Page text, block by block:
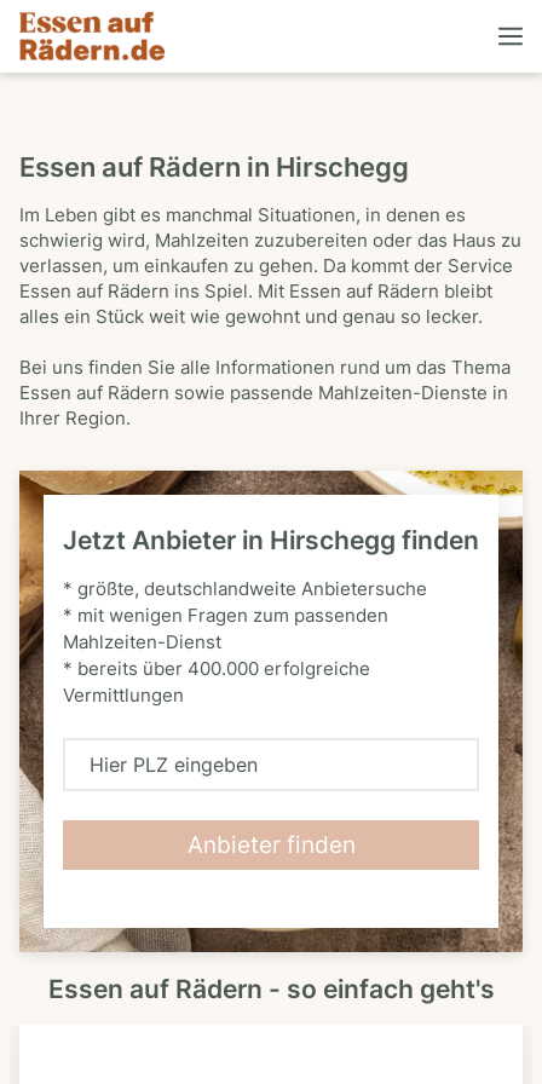
Essen auf Rädern in Hirschegg
Im Leben gibt es manchmal Situationen, in denen es
schwierig wird, Mahlzeiten zuzubereiten oder das Haus zu
verlassen, um einkaufen zu gehen. Da kommt der Service
Essen auf Rädern ins Spiel. Mit Essen auf Rädern bleibt
alles ein Stück weit wie gewohnt und genau so lecker.
Bei uns finden Sie alle Informationen rund um das Thema
Essen auf Rädern sowie passende Mahlzeiten-Dienste in
Ihrer Region.
Jetzt Anbieter in Hirschegg finden
* größte, deutschlandweite Anbietersuche
* mit wenigen Fragen zum passenden
Mahlzeiten-Dienst
* bereits über 400.000 erfolgreiche
Vermittlungen
H
L
Z
Anbieter finden
Essen auf Rädern - so einfach geht's